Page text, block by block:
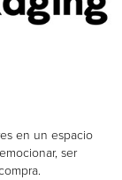
en un espacio
ser